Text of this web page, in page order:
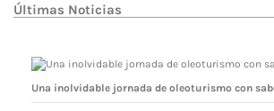
Últimas Noticias
Una inolvidable jornada de oleoturismo con